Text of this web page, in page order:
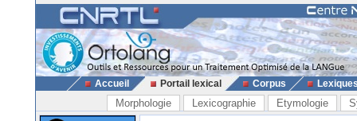
Accueil Portail lexical Corpus
Morphologie Lexicographie Etymologie